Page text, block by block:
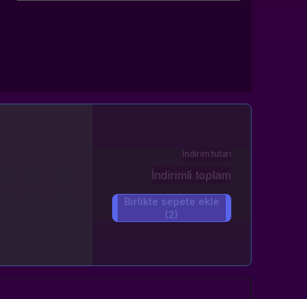
İndirim tutarı
İndirimli toplam
Birlikte sepete ekle
(2)